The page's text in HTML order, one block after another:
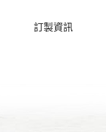
訂製資訊